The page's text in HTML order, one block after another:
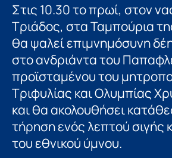
Στις 10.30 το πρωί, στον
Τριάδος, στα Ταμπούρια
θα ψαλεί επιμνημόσυνη
στο ανδριάντα του
προϊσταμένου του
Τριφυλίας και Ολυμπίας
και θα ακολουθήσει
τήρηση ενός λεπτού σιγής
του εθνικού ύμνου.